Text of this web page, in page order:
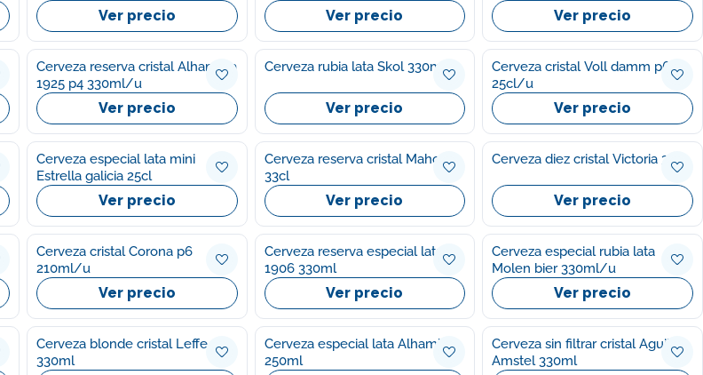
Ver precio Ver precio Ver precio
Cerveza reserva cristal Alhambra
1925 p4 330ml/u
Ver precio
Cerveza rubia lata Skol 330ml
Ver precio
Cerveza cristal Voll damm p6
25cl/u
Ver precio
Cerveza especial lata mini
Estrella galicia 25cl
Ver precio
Cerveza reserva cristal Mahou
33cl
Ver precio
Cerveza diez cristal Victoria 33cl
Ver precio
Cerveza cristal Corona p6
210ml/u
Ver precio
Cerveza reserva especial lata
1906 330ml
Ver precio
Cerveza especial rubia lata
Molen bier 330ml/u
Ver precio
Cerveza blonde cristal Leffe
330ml
Cerveza especial lata Alhambra
250ml
Cerveza sin filtrar cristal Aguila
Amstel 330ml